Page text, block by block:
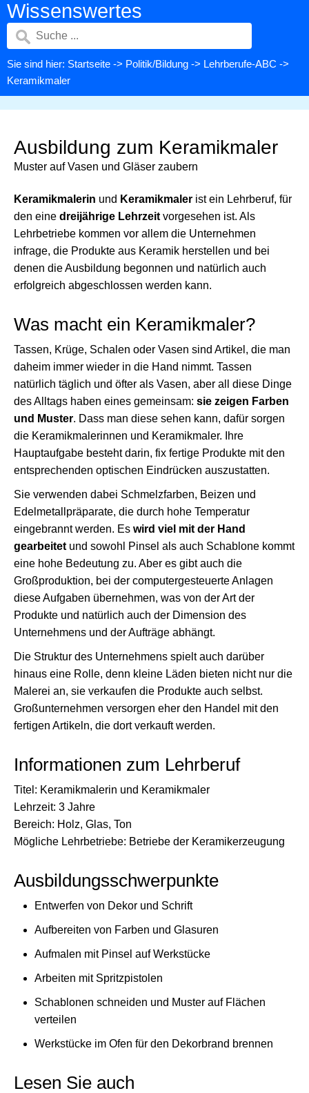
Wissenswertes
Sie sind hier: Startseite -> Politik/Bildung -> Lehrberufe-ABC ->
Keramikmaler
Ausbildung zum Keramikmaler
Muster auf Vasen und Gläser zaubern
Keramikmalerin und Keramikmaler ist ein Lehrberuf, für
den eine dreijährige Lehrzeit vorgesehen ist. Als
Lehrbetriebe kommen vor allem die Unternehmen
infrage, die Produkte aus Keramik herstellen und bei
denen die Ausbildung begonnen und natürlich auch
erfolgreich abgeschlossen werden kann.
Was macht ein Keramikmaler?
Tassen, Krüge, Schalen oder Vasen sind Artikel, die man
daheim immer wieder in die Hand nimmt. Tassen
natürlich täglich und öfter als Vasen, aber all diese Dinge
des Alltags haben eines gemeinsam: sie zeigen Farben
und Muster. Dass man diese sehen kann, dafür sorgen
die Keramikmalerinnen und Keramikmaler. Ihre
Hauptaufgabe besteht darin, fix fertige Produkte mit den
entsprechenden optischen Eindrücken auszustatten.
Sie verwenden dabei Schmelzfarben, Beizen und
Edelmetallpräparate, die durch hohe Temperatur
eingebrannt werden. Es wird viel mit der Hand
gearbeitet und sowohl Pinsel als auch Schablone kommt
eine hohe Bedeutung zu. Aber es gibt auch die
Großproduktion, bei der computergesteuerte Anlagen
diese Aufgaben übernehmen, was von der Art der
Produkte und natürlich auch der Dimension des
Unternehmens und der Aufträge abhängt.
Die Struktur des Unternehmens spielt auch darüber
hinaus eine Rolle, denn kleine Läden bieten nicht nur die
Malerei an, sie verkaufen die Produkte auch selbst.
Großunternehmen versorgen eher den Handel mit den
fertigen Artikeln, die dort verkauft werden.
Informationen zum Lehrberuf
Titel: Keramikmalerin und Keramikmaler
Lehrzeit: 3 Jahre
Bereich: Holz, Glas, Ton
Mögliche Lehrbetriebe: Betriebe der Keramikerzeugung
Ausbildungsschwerpunkte
Entwerfen von Dekor und Schrift
Aufbereiten von Farben und Glasuren
Aufmalen mit Pinsel auf Werkstücke
Arbeiten mit Spritzpistolen
Schablonen schneiden und Muster auf Flächen
verteilen
Werkstücke im Ofen für den Dekorbrand brennen
Lesen Sie auch